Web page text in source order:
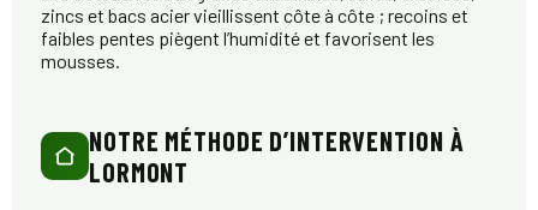
zincs et bacs acier vieillissent côte à côte ; recoins et
faibles pentes piègent l’humidité et favorisent les
mousses.
NOTRE MÉTHODE D’INTERVENTION À
LORMONT